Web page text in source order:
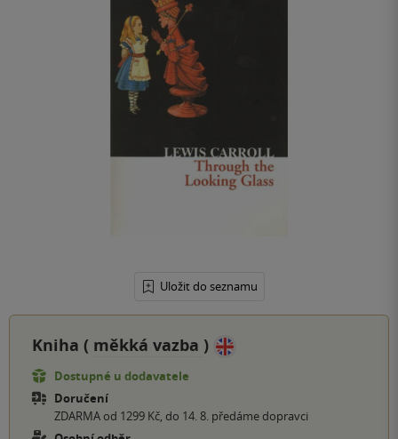
Uložit do seznamu
Kniha ( měkká vazba )
Dostupné u dodavatele
Doručení
ZDARMA od 1299 Kč, do 14. 8. předáme dopravci